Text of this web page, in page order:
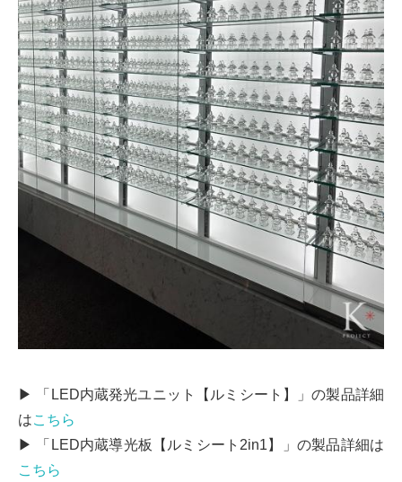
▶ 「LED内蔵発光ユニット【ルミシート】」の製品詳細
はこちら
▶ 「LED内蔵導光板【ルミシート2in1】」の製品詳細は
こちら